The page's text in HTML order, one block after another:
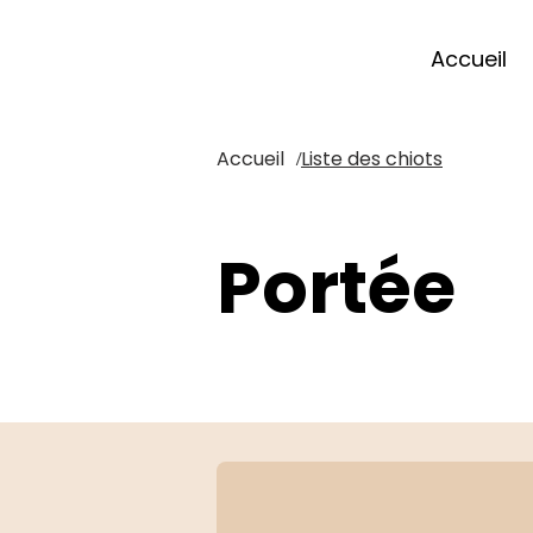
Accueil
Accueil /Liste des chiots
Portée